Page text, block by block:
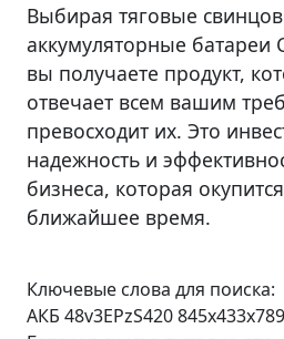
Выбирая тяговые
аккумуляторные батареи
вы получаете продукт,
отвечает всем вашим
превосходит их. Это
надежность и
бизнеса, которая
ближайшее время.
Ключевые слова для поиска:
АКБ 48v3EPzS420